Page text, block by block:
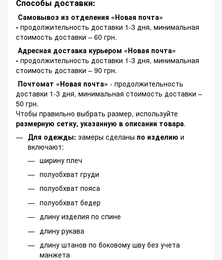
Способы доставки:
Самовывоз из отделения «Новая почта»
- продолжительность доставки 1-3 дня, минимальная
стоимость доставки – 60 грн.
Адресная доставка курьером «Новая почта»
- продолжительность доставки 1-3 дня, минимальная
стоимость доставки – 90 грн.
Почтомат «Новая почта» - продолжительность
доставки 1-3 дня, минимальная стоимость доставки –
50 грн.
Чтобы правильно выбрать размер, используйте
размерную сетку, указанную в описании товара.
Для одежды: замеры сделаны по изделию и
включают:
ширину плеч
полуобхват груди
полуобхват пояса
полуобхват бедер
длину изделия по спине
длину рукава
длину штанов по боковому шву без учета
манжета